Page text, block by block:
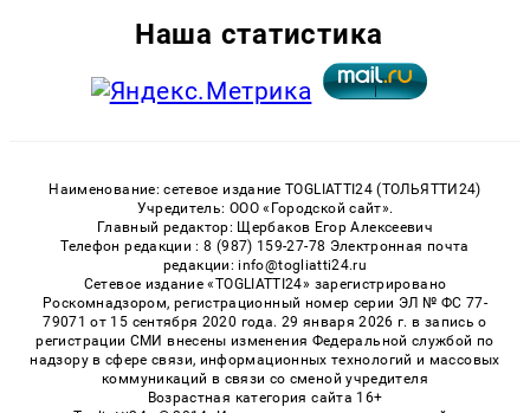
Наша статистика
Наименование: сетевое издание TOGLIATTI24 (ТОЛЬЯТТИ24)
Учредитель: ООО «Городской сайт».
Главный редактор: Щербаков Егор Алексеевич
Телефон редакции : 8 (987) 159-27-78 Электронная почта
редакции: info@togliatti24.ru
Сетевое издание «TOGLIATTI24» зарегистрировано
Роскомнадзором, регистрационный номер серии ЭЛ № ФС 77-
79071 от 15 сентября 2020 года. 29 января 2026 г. в запись о
регистрации СМИ внесены изменения Федеральной службой по
надзору в сфере связи, информационных технологий и массовых
коммуникаций в связи со сменой учредителя
Возрастная категория сайта 16+